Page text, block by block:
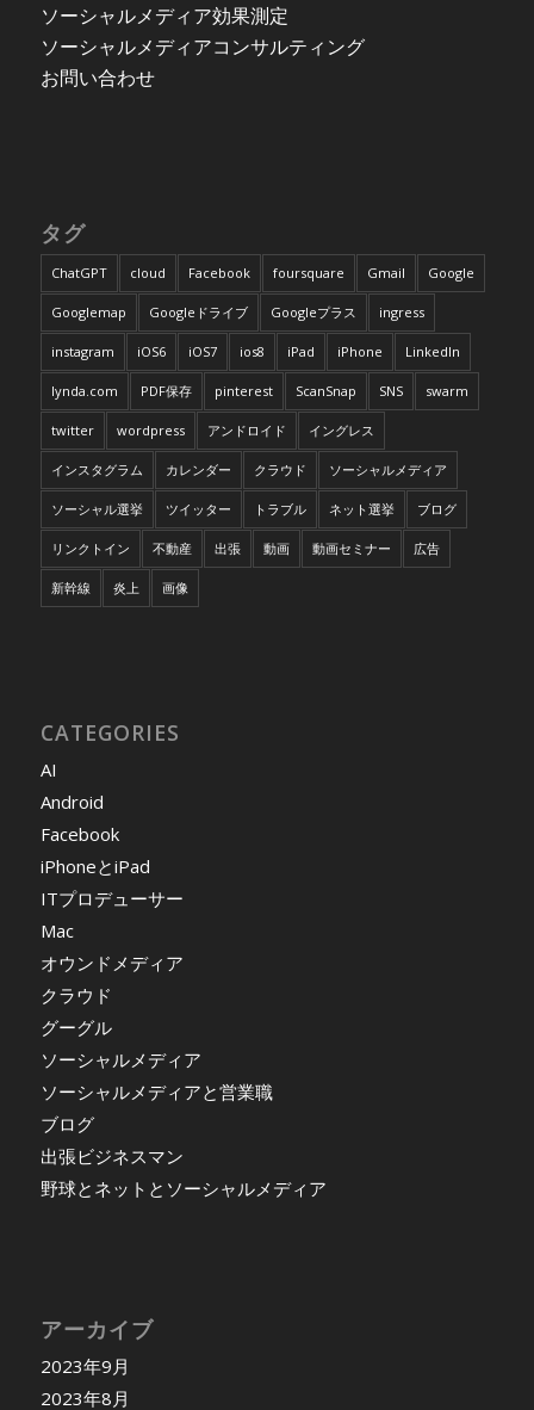
ソーシャルメディア効果測定
ソーシャルメディアコンサルティング
お問い合わせ
タグ
ChatGPT cloud Facebook foursquare Gmail Google
Googlemap Googleドライブ Googleプラス ingress
instagram iOS6 iOS7 ios8 iPad iPhone LinkedIn
lynda.com PDF保存 pinterest ScanSnap SNS swarm
twitter wordpress アンドロイド イングレス
インスタグラム カレンダー クラウド ソーシャルメディア
ソーシャル選挙 ツイッター トラブル ネット選挙 ブログ
リンクトイン 不動産 出張 動画 動画セミナー 広告
新幹線 炎上 画像
CATEGORIES
AI
Android
Facebook
iPhoneとiPad
ITプロデューサー
Mac
オウンドメディア
クラウド
グーグル
ソーシャルメディア
ソーシャルメディアと営業職
ブログ
出張ビジネスマン
野球とネットとソーシャルメディア
アーカイブ
2023年9月
2023年8月